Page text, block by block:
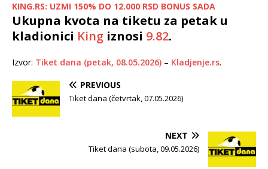
KING.RS: UZMI 150% DO 12.000 RSD BONUS SADA
Ukupna kvota na tiketu za petak u
kladionici King iznosi 9.82.
Izvor: Tiket dana (petak, 08.05.2026) – Kladjenje.rs.
PREVIOUS
Tiket dana (četvrtak, 07.05.2026)
NEXT
Tiket dana (subota, 09.05.2026)